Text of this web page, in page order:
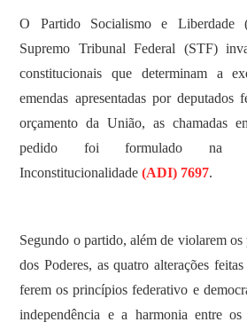
O Partido Socialismo e Liberdade
Supremo Tribunal Federal (STF)
constitucionais que determinam a
emendas apresentadas por deputados
orçamento da União, as chamadas
pedido foi formulado na
Inconstitucionalidade(ADI) 7697.
Segundo o partido, além de violarem os
dos Poderes, as quatro alterações
ferem os princípios federativo e
independência e a harmonia entre